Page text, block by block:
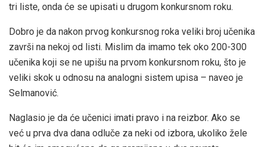
tri liste, onda će se upisati u drugom konkursnom roku.
Dobro je da nakon prvog konkursnog roka veliki broj učenika
završi na nekoj od listi. Mislim da imamo tek oko 200-300
učenika koji se ne upišu na prvom konkursnom roku, što je
veliki skok u odnosu na analogni sistem upisa – naveo je
Selmanović.
Naglasio je da će učenici imati pravo i na reizbor. Ako se
već u prva dva dana odluče za neki od izbora, ukoliko žele